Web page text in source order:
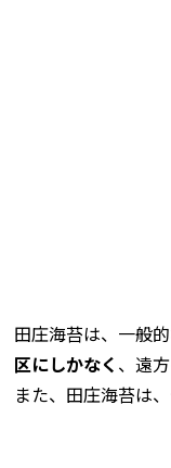
田庄海苔は、一般
区にしかなく 、遠
また、田庄海苔は